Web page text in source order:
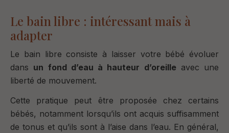
Le bain libre : intéressant mais à
adapter
Le bain libre consiste à laisser votre bébé évoluer
dans un fond d’eau à hauteur d’oreilleavec une
liberté de mouvement.
Cette pratique peut être proposée chez certains
bébés, notamment lorsqu’ils ont acquis suffisamment
de tonus et qu’ils sont à l’aise dans l’eau. En général,